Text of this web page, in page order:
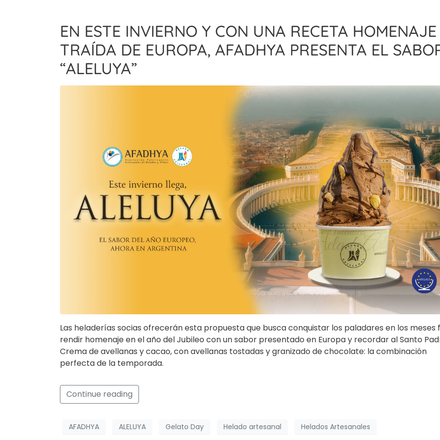
EN ESTE INVIERNO Y CON UNA RECETA HOMENAJE
TRAÍDA DE EUROPA, AFADHYA PRESENTA EL
“ALELUYA”
Las heladerías socias ofrecerán esta propuesta que busca conquistar los paladares en los meses
rendir homenaje en el año del Jubileo con un sabor presentado en Europa y recordar al Santo
Crema de avellanas y cacao, con avellanas tostadas y granizado de chocolate: la combinación
perfecta de la temporada.
Continue reading
AFADHYA ALELUYA Gelato Day Helado artesanal Helados Artesanales